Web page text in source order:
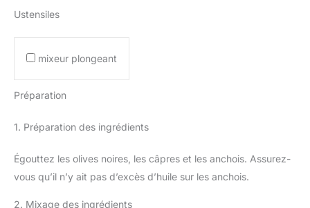
Ustensiles
mixeur plongeant
Préparation
1. Préparation des ingrédients
Égouttez les olives noires, les câpres et les anchois. Assurez-
vous qu’il n’y ait pas d’excès d’huile sur les anchois.
2. Mixage des ingrédients